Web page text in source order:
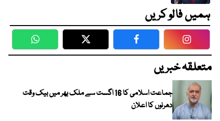
ہمیں فالو کریں
WhatsApp Twitter Facebook
متعلقہ خبریں
جماعت اسلامی کا 16 اگست سے ملک بھر میں بیک وقت
دھرنوں کا اعلان